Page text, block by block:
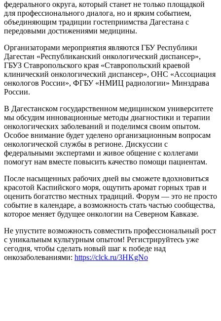
федерального округа, который станет не только площадкой
для профессионального диалога, но и ярким событием,
объединяющим традиции гостеприимства Дагестана с
передовыми достижениями медицины.
Организаторами мероприятия являются ГБУ Республики
Дагестан «Республиканский онкологический диспансер»,
ГБУЗ Ставропольского края «Ставропольский краевой
клинический онкологический диспансер», ОНС «Ассоциация
онкологов России», ФГБУ «НМИЦ радиологии» Минздрава
России.
В Дагестанском государственном медицинском университете
мы обсудим инновационные методы диагностики и терапии
онкологических заболеваний и поделимся своим опытом.
Особое внимание будет уделено организационным вопросам
онкологической службы в регионе. Дискуссии с
федеральными экспертами и живое общение с коллегами
помогут нам вместе повысить качество помощи пациентам.
После насыщенных рабочих дней вы сможете вдохновиться
красотой Каспийского моря, ощутить аромат горных трав и
оценить богатство местных традиций. Форум — это не просто
событие в календаре, а возможность стать частью сообщества,
которое меняет будущее онкологии на Северном Кавказе.
Не упустите возможность совместить профессиональный рост
с уникальным культурным опытом! Регистрируйтесь уже
сегодня, чтобы сделать новый шаг к победе над
онкозаболеваниями: https://clck.ru/3HKgNo